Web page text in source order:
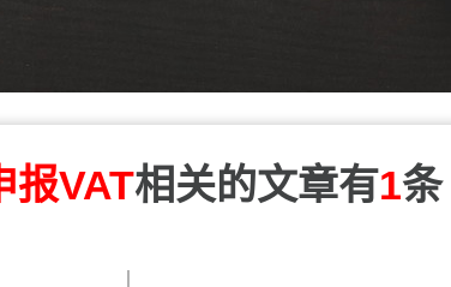
报VAT相关的文章有1条